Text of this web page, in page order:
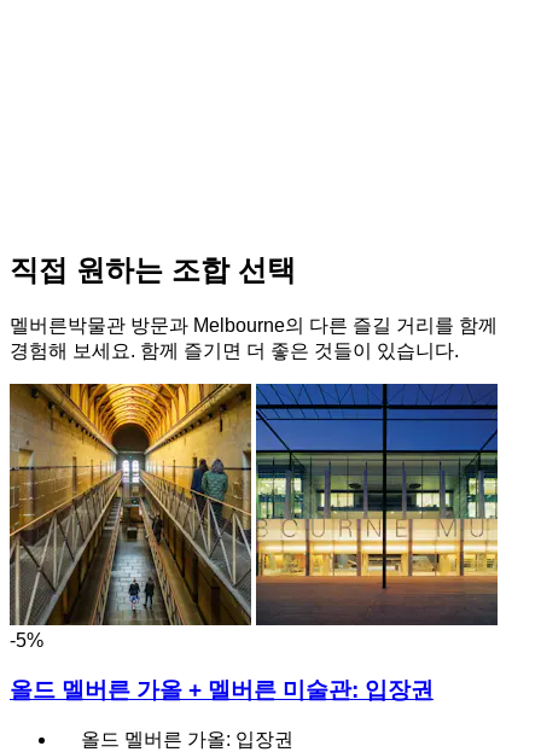
직접 원하는 조합 선택
멜버른박물관 방문과 Melbourne의 다른 즐길 거리를 함께
경험해 보세요. 함께 즐기면 더 좋은 것들이 있습니다.
-5%
올드 멜버른 가올 + 멜버른 미술관: 입장권
올드 멜버른 가올: 입장권